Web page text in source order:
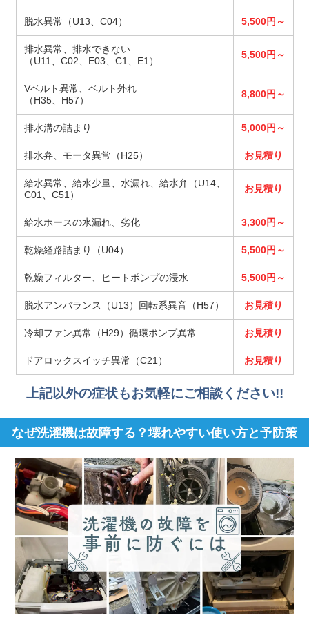
脱水異常（U13、C04） 5,500円～
排水異常、排水できない
（U11、C02、E03、C1、E1）
5,500円～
Vベルト異常、ベルト外れ
（H35、H57）
8,800円～
排水溝の詰まり 5,000円～
排水弁、モータ異常（H25） お見積り
給水異常、給水少量、水漏れ、給水弁（U14、
C01、C51）
お見積り
給水ホースの水漏れ、劣化 3,300円～
乾燥経路詰まり（U04） 5,500円～
乾燥フィルター、ヒートポンプの浸水 5,500円～
脱水アンバランス（U13）回転系異音（H57） お見積り
冷却ファン異常（H29）循環ポンプ異常 お見積り
ドアロックスイッチ異常（C21） お見積り
上記以外の症状もお気軽にご相談ください!!
なぜ洗濯機は故障する？壊れやすい使い方と予防策